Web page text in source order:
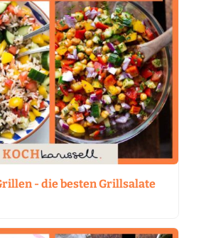
- die besten Grillsalate